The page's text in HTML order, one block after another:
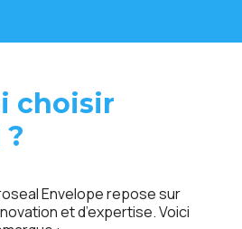
choisir
Envelope repose sur
et d’expertise. Voici